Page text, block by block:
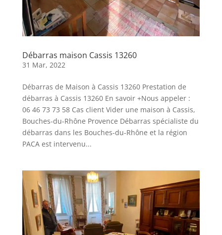
Débarras maison Cassis 13260
31 Mar, 2022
Débarras de Maison à Cassis 13260 Prestation de
débarras à Cassis 13260 En savoir +Nous appeler :
06 46 73 73 58 Cas client Vider une maison à Cassis,
Bouches-du-Rhône Provence Débarras spécialiste du
débarras dans les Bouches-du-Rhône et la région
PACA est intervenu...